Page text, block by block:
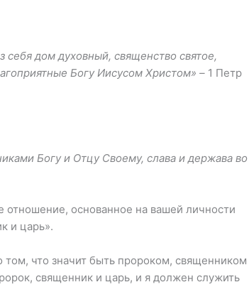
себя дом духовный, священство святое,
Богу Иисусом Христом» – 1 Петр
Богу и Отцу Своему, слава и держава во
основанное на вашей личности
и царь».
том, что значит быть пророком, священником
священник и царь, и я должен служить